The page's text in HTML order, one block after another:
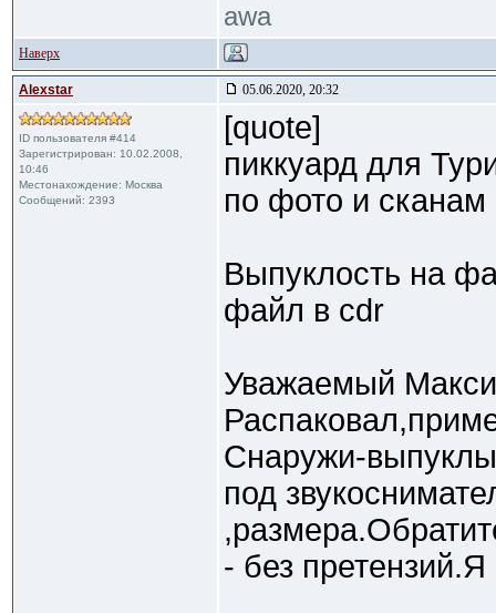
awa
Наверх
Alexstar 05.06.2020, 20:32
ID пользователя #414
Зарегистрирован: 10.02.2008,
10:46
Местонахождение: Москва
Сообщений: 2393
[quote]
пиккуард для
по фото и сканам
Выпуклость на
файл в cdr
Уважаемый
Снаружи-
под
- без